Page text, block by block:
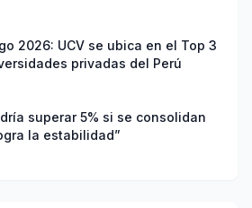
2026: UCV se ubica en el Top 3
privadas del Perú
superar 5% si se consolidan
la estabilidad”